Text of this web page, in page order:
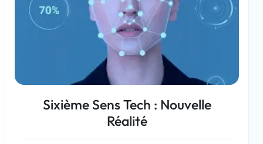
Sixième Sens Tech : Nouvelle
Réalité